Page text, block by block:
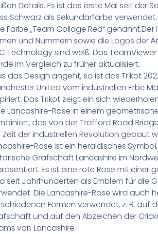
Details. Es ist das erste Mal seit der
Schwarz als Sekundärfarbe
Farbe „Team Collage Red“
und Nummern sowie die Logos der
Technology sind weiß. Das
im Vergleich zu früher aktualisiert.
das Design angeht, so ist das Trikot
United vom industriellen Erbe
Das Trikot zeigt ein sich
Lancashire-Rose in einem
das von der Trafford Road
Zeit der industriellen Revolution gebaut
Rose ist ein heraldisches
Grafschaft Lancashire im
Es ist eine rote Rose mit einer
seit Jahrhunderten als Emblem für die
Die Lancashire-Rose wird auch
Formen verwendet, z. B. auf
und auf den Abzeichen der
von Lancashire.